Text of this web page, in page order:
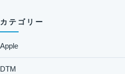
カテゴリー
Apple
DTM